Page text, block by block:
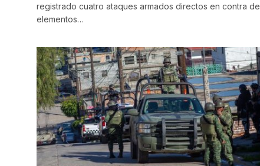
registrado cuatro ataques armados directos en contra de
elementos…